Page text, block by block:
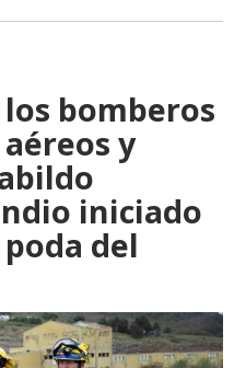
bomberos
y
iniciado
del